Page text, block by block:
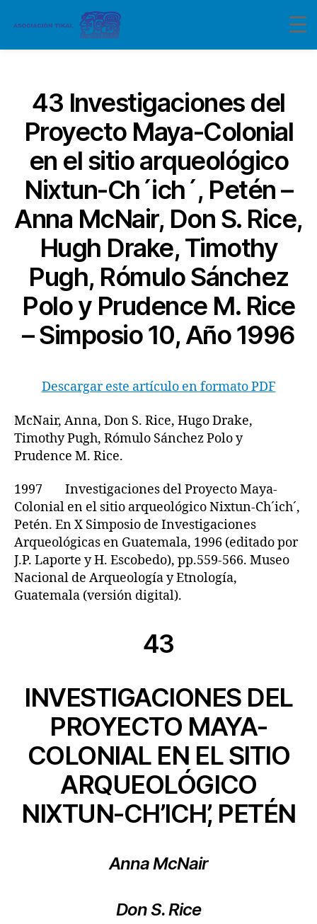
43 Investigaciones del
Proyecto Maya-Colonial
en el sitio arqueológico
Nixtun-Ch´ich´, Petén –
Anna McNair, Don S. Rice,
Hugh Drake, Timothy
Pugh, Rómulo Sánchez
Polo y Prudence M. Rice
– Simposio 10, Año 1996
Descargar este artículo en formato PDF
McNair, Anna, Don S. Rice, Hugo Drake,
Timothy Pugh, Rómulo Sánchez Polo y
Prudence M. Rice.
1997 Investigaciones del Proyecto Maya-
Colonial en el sitio arqueológico Nixtun-Ch´ich´,
Petén. En X Simposio de Investigaciones
Arqueológicas en Guatemala, 1996 (editado por
J.P. Laporte y H. Escobedo), pp.559-566. Museo
Nacional de Arqueología y Etnología,
Guatemala (versión digital).
43
INVESTIGACIONES DEL
PROYECTO MAYA-
COLONIAL EN EL SITIO
ARQUEOLÓGICO
NIXTUN-CH’ICH’, PETÉN
Anna McNair
Don S. Rice